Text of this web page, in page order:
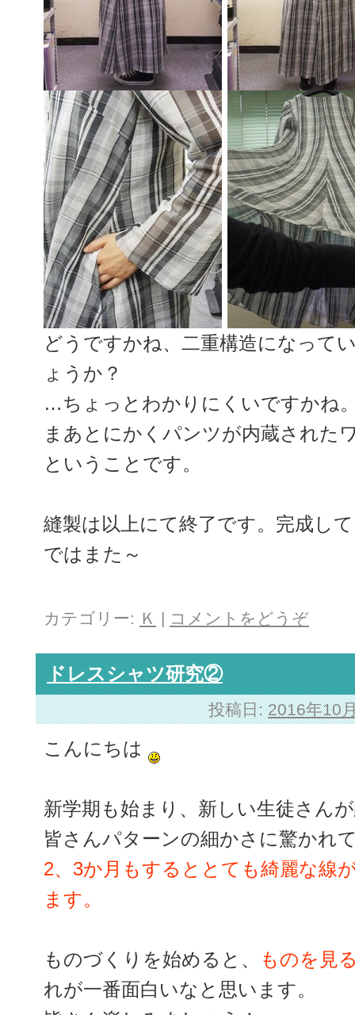
どうですかね、二重構造になって
ょうか？
…ちょっとわかりにくいですかね
まあとにかくパンツが内蔵された
ということです。
縫製は以上にて終了です。完成し
ではまた～
カテゴリー: Ｋ | コメントをどうぞ
ドレスシャツ研究②
投稿日: 2016年10
こんにちは
新学期も始まり、新しい生徒さん
皆さんパターンの細かさに驚かれ
2、3か月もするととても綺麗な線
ます。
ものづくりを始めると、
ものを見
れが一番面白いなと思います。